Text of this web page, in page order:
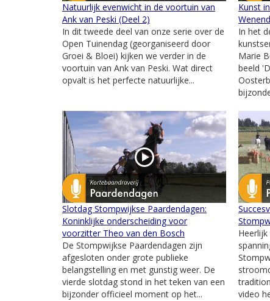
Natuurlijk evenwicht in de voortuin van
Ank van Peski (Deel 2)
In dit tweede deel van onze serie over de
Open Tuinendag (georganiseerd door
Groei & Bloei) kijken we verder in de
voortuin van Ank van Peski. Wat direct
opvalt is het perfecte natuurlijke...
Kunst
In het
Marie
beeld
Slotdag Stompwijkse Paardendagen:
Koninklijke onderscheiding voor
voorzitter Theo van den Bosch
De Stompwijkse Paardendagen zijn
afgesloten onder grote publieke
belangstelling en met gunstig weer. De
vierde slotdag stond in het teken van een
bijzonder officieel moment op het...
video